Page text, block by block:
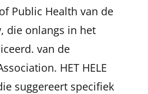
Public Health van de
die onlangs in het
van de
HET HELE
suggereert specifiek